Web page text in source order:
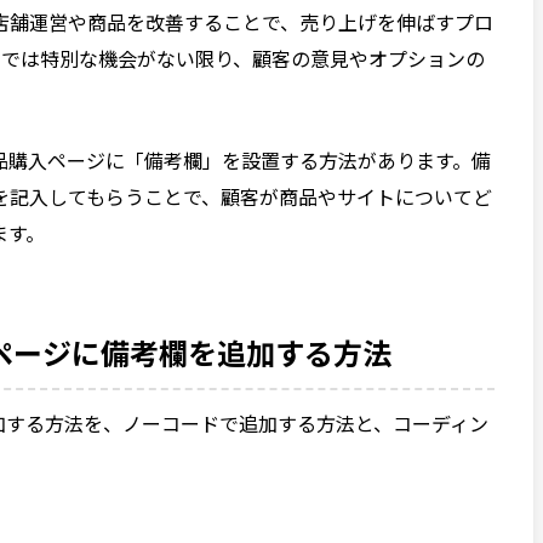
運営や商品を改善することで、売り上げを伸ばすプロ
は特別な機会がない限り、顧客の意見やオプションの
入ページに「備考欄」を設置する方法があります。備
入してもらうことで、顧客が商品やサイトについてど
。
ジに備考欄を追加する方法
る方法を、ノーコードで追加する方法と、コーディン